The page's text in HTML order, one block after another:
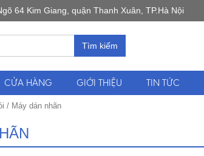
64 Kim Giang, quận Thanh Xuân, TP.Hà Nội
Tìm kiếm
CỬA HÀNG GIỚI THIỆU TIN TỨC
/ Máy dán nhãn